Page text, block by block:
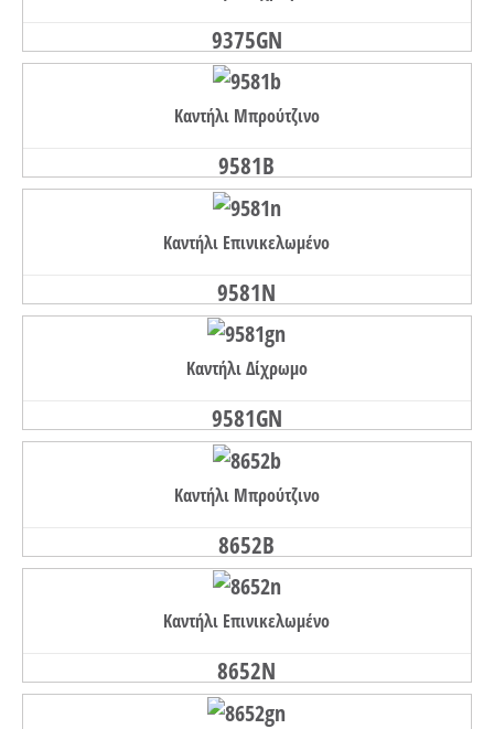
9375GN
Καντήλι Μπρούτζινο
9581B
Καντήλι Επινικελωμένο
9581N
Καντήλι Δίχρωμο
9581GN
Καντήλι Μπρούτζινο
8652B
Καντήλι Επινικελωμένο
8652N